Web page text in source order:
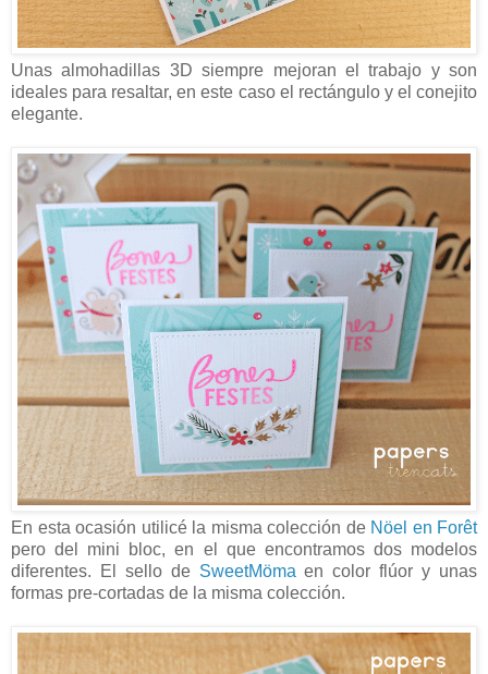
Unas almohadillas 3D siempre mejoran el trabajo y son
ideales para resaltar, en este caso el rectángulo y el conejito
elegante.
En esta ocasión utilicé la misma colección de Nöel en Forêt
pero del mini bloc, en el que encontramos dos modelos
diferentes. El sello deSweetMöma en color flúor y unas
formas pre-cortadas de la misma colección.